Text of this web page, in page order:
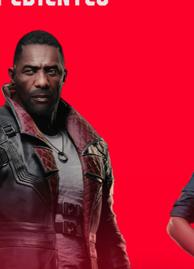
un experimentado
que ha demostrado su
de misiones de
Alex, en
de